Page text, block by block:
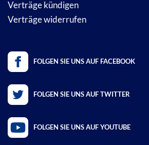
Verträge kündigen
Verträge widerrufen
FOLGEN SIE UNS AUF FACEBOOK
FOLGEN SIE UNS AUF TWITTER
FOLGEN SIE UNS AUF YOUTUBE